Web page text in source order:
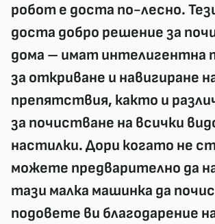
робот е доста по-лесно.
доста добро решение за
дома – имат интелигентна
за откриване и навигиране
препятствия, както и
за почистване на всички
настилки. Дори когато не
можете предварително да
тази малка машинка да
подовете ви благодарение